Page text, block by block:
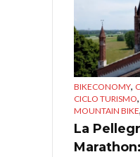
BIKECONOMY,
CICLO TURISMO,
MOUNTAIN BIKE,
La